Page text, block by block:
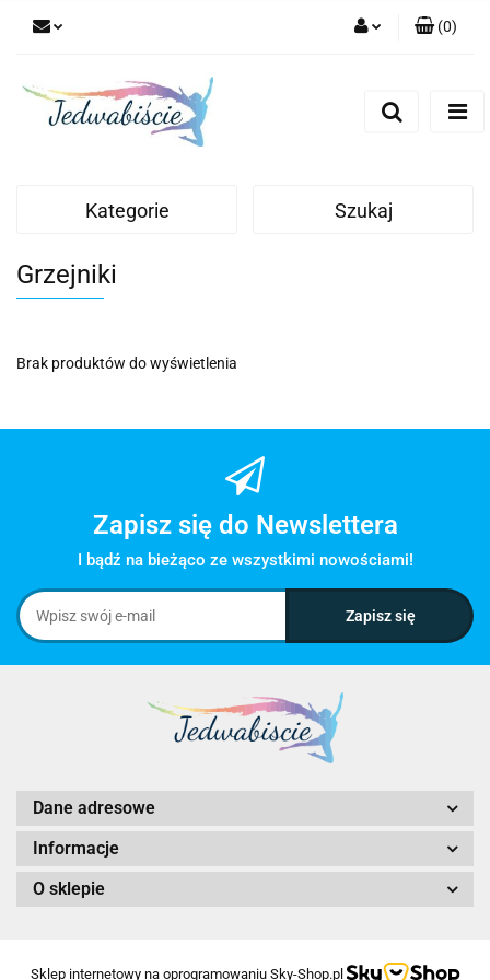
(0)
Kategorie Szukaj
Grzejniki
Brak produktów do wyświetlenia
Zapisz się do Newslettera
I bądź na bieżąco ze wszystkimi nowościami!
Dane adresowe
Informacje
O sklepie
Sklep internetowy na oprogramowaniu Sky-Shop.pl